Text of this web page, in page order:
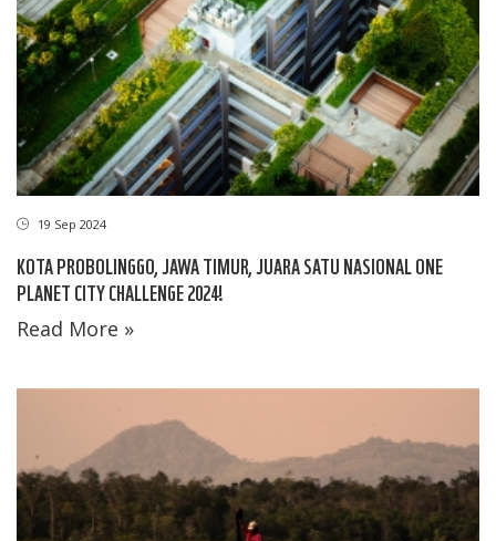
19 Sep 2024
KOTA PROBOLINGGO, JAWA TIMUR, JUARA SATU NASIONAL ONE
PLANET CITY CHALLENGE 2024!
Read More »